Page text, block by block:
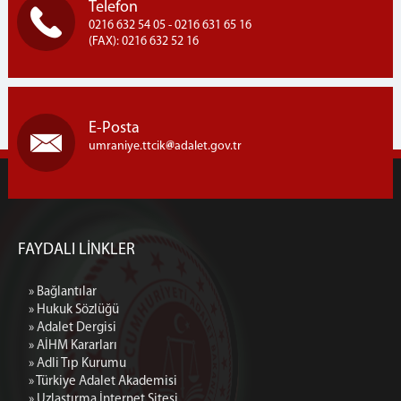
UYAP BİLİŞİM SİSTEMİ
UYAP SMS BİLGİ SİSTEMİ
İLETİŞİM
Telefon
0216 632 54 05 - 0216 631 65 16
(FAX): 0216 632 52 16
E-Posta
umraniye.ttcik adalet.gov.tr
FAYDALI LİNKLER
» Bağlantılar
» Hukuk Sözlüğü
» Adalet Dergisi
» AİHM Kararları
» Adli Tıp Kurumu
» Türkiye Adalet Akademisi